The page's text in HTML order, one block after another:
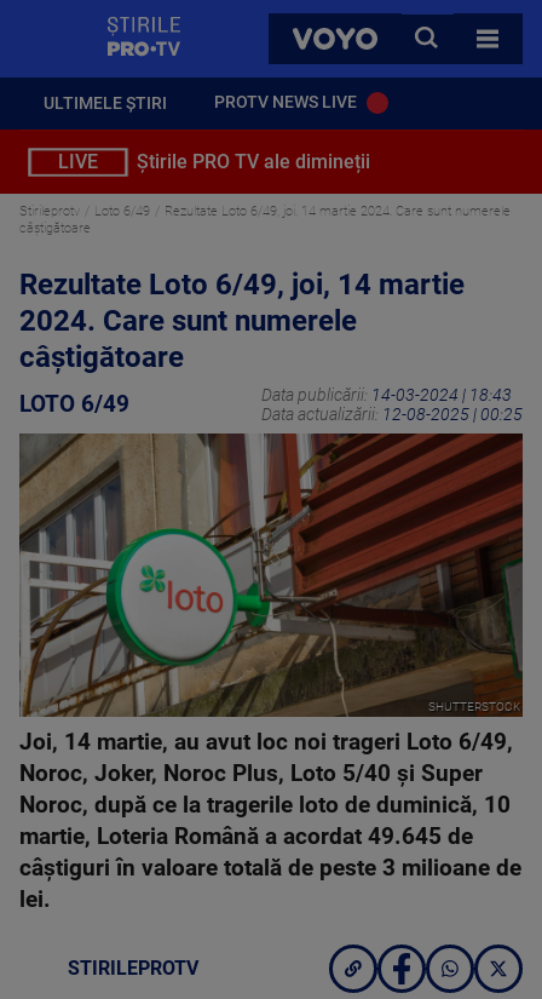
VOYO
CAUTA
TOATE
ULTIMELE ȘTIRI PROTV NEWS LIVE
LIVE Știrile PRO TV ale dimineții
Stirileprotv Loto 6/49
Rezultate Loto 6/49, joi, 14 martie 2024. Care sunt numerele
câștigătoare
Rezultate Loto 6/49, joi, 14 martie
2024. Care sunt numerele
câștigătoare
LOTO 6/49 Data publicării: 14-03-2024 | 18:43
Data actualizării: 12-08-2025 | 00:25
SHUTTERSTOCK
Joi, 14 martie, au avut loc noi trageri Loto 6/49,
Noroc, Joker, Noroc Plus, Loto 5/40 și Super
Noroc, după ce la tragerile loto de duminică, 10
martie, Loteria Română a acordat 49.645 de
câștiguri în valoare totală de peste 3 milioane de
lei.
STIRILEPROTV